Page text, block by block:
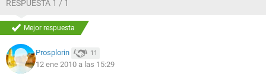
RESPUESTA 1 / 1
Mejor respuesta
Prosplorin 11
12 ene 2010 a las 15:29